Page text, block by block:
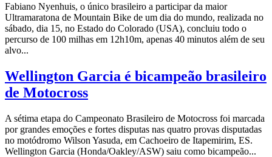
Fabiano Nyenhuis, o único brasileiro a participar da maior
Ultramaratona de Mountain Bike de um dia do mundo, realizada no
sábado, dia 15, no Estado do Colorado (USA), concluiu todo o
percurso de 100 milhas em 12h10m, apenas 40 minutos além de seu
alvo...
Wellington Garcia é bicampeão brasileiro
de Motocross
A sétima etapa do Campeonato Brasileiro de Motocross foi marcada
por grandes emoções e fortes disputas nas quatro provas disputadas
no motódromo Wilson Yasuda, em Cachoeiro de Itapemirim, ES.
Wellington Garcia (Honda/Oakley/ASW) saiu como bicampeão...